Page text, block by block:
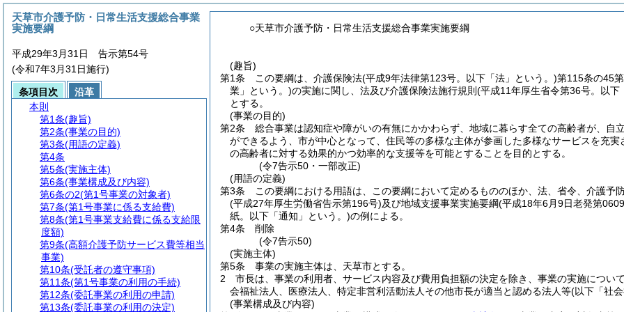
○天草市介護予防・日常生活支援総合事業実施要綱
(趣旨)
第1条
この要綱は、介護保険法(平成9年法律第123号。以下「法」という。)第115条の45
業」という。)の実施に関し、法及び介護保険法施行規則 (平成11年厚生省令第36号。以下
とする。
(事業の目的)
第2条
総合事業は認知症や障がいの有無にかかわらず、地域に暮らす全ての高齢者が、
ができるよう、市が中心となって、住民等の多様な主体が参画した多様なサービスを充
の高齢者に対する効果的かつ効率的な支援等を可能とすることを目的とする。
(令7告示50・一部改正)
(用語の定義)
第3条
この要綱における用語は、この要綱において定めるもののほか、法、省令、介護
(平成27年厚生労働省告示第196号)及び地域支援事業実施要綱(平成18年6月9日老発第
紙。以下「通知」という。)の例による。
第4条
削除
(令7告示50)
(実施主体)
第5条
事業の実施主体は、天草市とする。
2
市長は、事業の利用者、サービス内容及び費用負担額の決定を除き、事業の実施につ
会福祉法人、医療法人、特定非営利活動法人その他市長が適当と認める法人等(以下「社
(事業構成及び内容)
天草市介護予防・日常生活支援総合事業
実施要綱
平成29年3月31日 告示第54号
(令和7年3月31日施行)
条項目次
沿革
本則
第1条(趣旨)
第2条(事業の目的)
第3条(用語の定義)
第4条
第5条(実施主体)
第6条(事業構成及び内容)
第6条の2(第1号事業の対象者)
第7条(第1号事業に係る支給費)
第8条(第1号事業支給費に係る支給限
度額)
第9条(高額介護予防サービス費等相当
事業)
第10条(受託者の遵守事項)
第11条(第1号事業の利用の手続)
第12条(委託事業の利用の申請)
第13条(委託事業の利用の決定)